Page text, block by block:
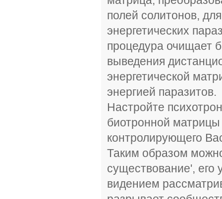
полей солитонов,
энергетических
процедура очищает
выведения
энергетической
энергией паразитов.
Настройте
биотронной
контролирующего
Таким образом
существование', его
видением